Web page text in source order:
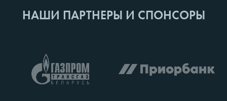
НАШИ ПАРТНЕРЫ И СПОНСОРЫ